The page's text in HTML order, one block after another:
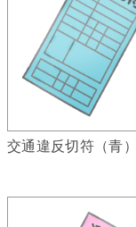
交通違反切符（青）